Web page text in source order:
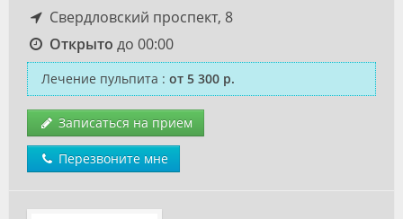
Свердловский проспект, 8
Открыто до 00:00
Лечение пульпита : от 5 300 р.
Записаться на прием
Перезвоните мне